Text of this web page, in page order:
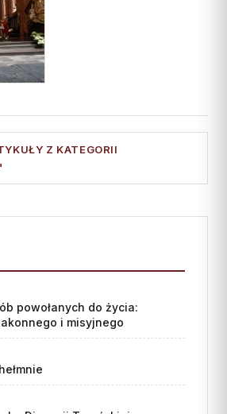
Z KATEGORII
powołanych do życia:
i misyjnego